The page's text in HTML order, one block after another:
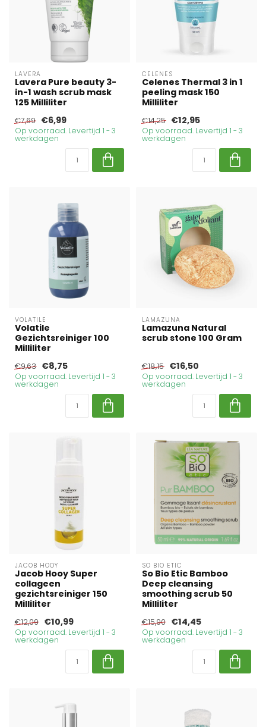
LAVERA
Lavera Pure beauty 3-
in-1 wash scrub mask
125 Milliliter
€7,69 €6,99
Op voorraad. Levertijd 1 - 3
werkdagen
CELENES
Celenes Thermal 3 in 1
peeling mask 150
Milliliter
€14,25 €12,95
Op voorraad. Levertijd 1 - 3
werkdagen
VOLATILE
Volatile
Gezichtsreiniger 100
Milliliter
€9,63 €8,75
Op voorraad. Levertijd 1 - 3
werkdagen
LAMAZUNA
Lamazuna Natural
scrub stone 100 Gram
€18,15 €16,50
Op voorraad. Levertijd 1 - 3
werkdagen
JACOB HOOY
Jacob Hooy Super
collageen
gezichtsreiniger 150
Milliliter
€12,09 €10,99
Op voorraad. Levertijd 1 - 3
werkdagen
SO BIO ETIC
So Bio Etic Bamboo
Deep cleansing
smoothing scrub 50
Milliliter
€15,90 €14,45
Op voorraad. Levertijd 1 - 3
werkdagen